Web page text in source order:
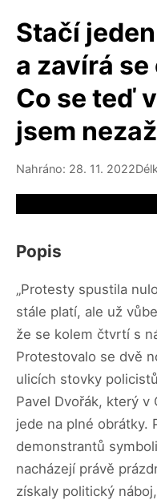
Stačí
a zavírá
Co se teď
jsem
Nahráno: 28. 11. 2022
Popis
„Protesty spustila
stále platí, ale už
že se kolem čtvrtí s
Protestovalo se dvě
ulicích stovky
Pavel Dvořák, který v
jede na plné obrátky.
demonstrantů
nacházejí právě
získaly politický